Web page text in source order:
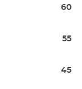
60
55
45